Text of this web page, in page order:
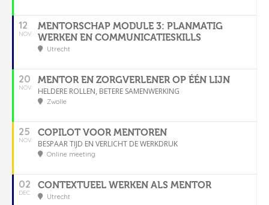
12
NOV
MENTORSCHAP MODULE 3: PLANMATIG
WERKEN EN COMMUNICATIESKILLS
Utrecht
20
NOV
MENTOR EN ZORGVERLENER OP ÉÉN LIJN
HELDERE ROLLEN, BETERE SAMENWERKING
Zwolle
25
NOV
COPILOT VOOR MENTOREN
BESPAAR TIJD EN VERLICHT DE WERKDRUK
Online meeting
02
DEC
CONTEXTUEEL WERKEN ALS MENTOR
Utrecht